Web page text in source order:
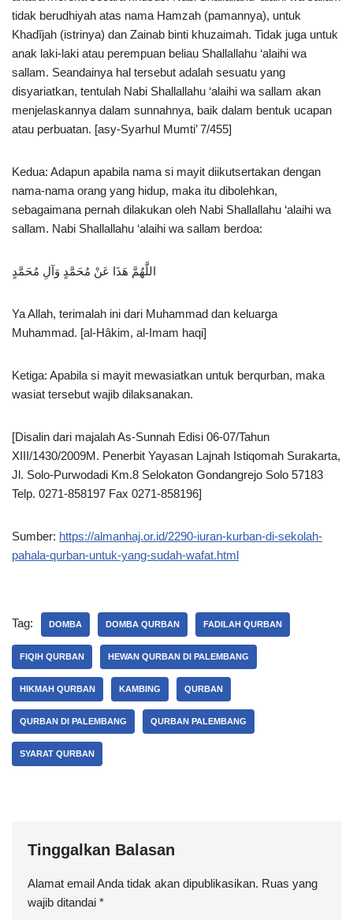
tidak berudhiyah atas nama Hamzah (pamannya), untuk
Khadîjah (istrinya) dan Zainab binti khuzaimah. Tidak juga untuk
anak laki-laki atau perempuan beliau Shallallahu ‘alaihi wa
sallam. Seandainya hal tersebut adalah sesuatu yang
disyariatkan, tentulah Nabi Shallallahu ‘alaihi wa sallam akan
menjelaskannya dalam sunnahnya, baik dalam bentuk ucapan
atau perbuatan. [asy-Syarhul Mumti’ 7/455]
Kedua: Adapun apabila nama si mayit diikutsertakan dengan
nama-nama orang yang hidup, maka itu dibolehkan,
sebagaimana pernah dilakukan oleh Nabi Shallallahu ‘alaihi wa
sallam. Nabi Shallallahu ‘alaihi wa sallam berdoa:
اللَّهُمَّ هَذَا عَنْ مُحَمَّدٍ وَآلِ مُحَمَّدٍ
Ya Allah, terimalah ini dari Muhammad dan keluarga
Muhammad. [al-Hâkim, al-Imam haqi]
Ketiga: Apabila si mayit mewasiatkan untuk berqurban, maka
wasiat tersebut wajib dilaksanakan.
[Disalin dari majalah As-Sunnah Edisi 06-07/Tahun
XIII/1430/2009M. Penerbit Yayasan Lajnah Istiqomah Surakarta,
Jl. Solo-Purwodadi Km.8 Selokaton Gondangrejo Solo 57183
Telp. 0271-858197 Fax 0271-858196]
Sumber: https://almanhaj.or.id/2290-iuran-kurban-di-sekolah-
pahala-qurban-untuk-yang-sudah-wafat.html
Tag: DOMBA DOMBA QURBAN FADILAH QURBAN
FIQIH QURBAN HEWAN QURBAN DI PALEMBANG
HIKMAH QURBAN KAMBING QURBAN
QURBAN DI PALEMBANG QURBAN PALEMBANG
SYARAT QURBAN
Tinggalkan Balasan
Alamat email Anda tidak akan dipublikasikan. Ruas yang
wajib ditandai *